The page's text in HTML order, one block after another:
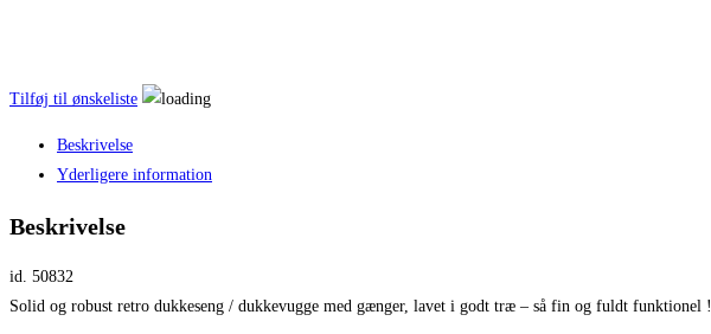
Tilføj til ønskeliste
Beskrivelse
Yderligere information
Beskrivelse
id. 50832
Solid og robust retro dukkeseng / dukkevugge med gænger, lavet i godt træ – så fin og fuldt funktionel !